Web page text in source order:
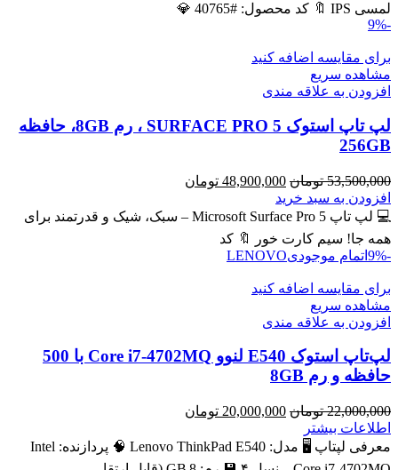
لمسی IPS 🔖 کد محصول: #40765 💎
-9%
برای مقایسه اضافه کنید
مشاهده سریع
افزودن به علاقه مندی
لپ تاپ استوک SURFACE PRO 5 ، رم 8GB، حافظه
256GB
53,500,000 تومان قیمت
اصلی
53,500,000 تومان
48,900,000 تومان
48,900,000 تومان
افزودن به سبد خرید
💻 لپ تاپ Microsoft Surface Pro 5 – سبک، شیک و قدرتمند برای
همه جا! سیم کارت خور 🔖 کد
-9%
اتمام موجودیLENOVO
برای مقایسه اضافه کنید
مشاهده سریع
افزودن به علاقه مندی
لپ‌تاپ استوک E540 لنوو Core i7-4702MQ با 500
حافظه و رم 8GB
22,000,000 تومان قیمت
22,000,000 تومان
20,000,000 تومان
20,000,000 تومان
است.
اطلاعات بیشتر
معرفی لپتاپ 🖥️ مدل: Lenovo ThinkPad E540 🧠 پردازنده: Intel